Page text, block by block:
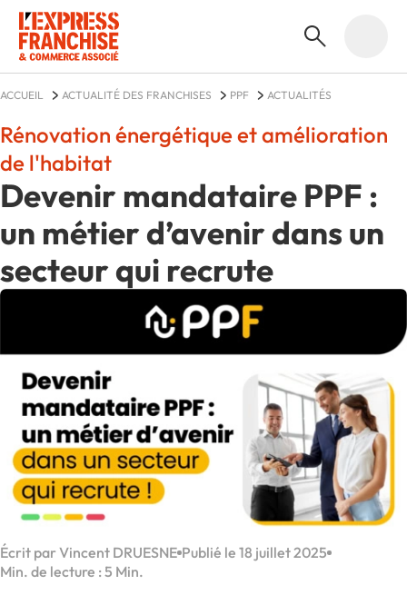
ACCUEIL ACTUALITÉ DES FRANCHISES PPF ACTUALITÉS
Devenir mandataire PPF :
un métier d’avenir dans un
secteur qui recrute
Rénovation énergétique et amélioration
de l'habitat
Écrit par Vincent DRUESNE Publié le 18 juillet 2025
Min. de lecture : 5 Min.